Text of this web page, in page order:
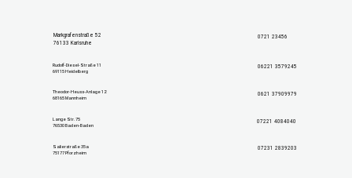
Markgrafenstraße 52
76133 Karlsruhe
0721 23456
Rudolf-Diesel-Straße 11
69115 Heidelberg
06221 3579245
Theodor-Heuss-Anlage 12
68165 Mannheim
0621 37909979
Lange Str. 75
76530 Baden-Baden
07221 4084040
Salierstraße 35a
75177 Pforzheim
07231 2839203